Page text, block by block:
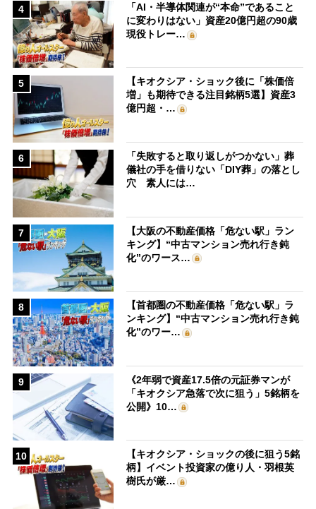
4
「AI・半導体関連が“本命”であること
に変わりはない」資産20億円超の90歳
現役トレー…
5
【キオクシア・ショック後に「株価倍
増」も期待できる注目銘柄5選】資産3
億円超・…
6
「失敗すると取り返しがつかない」葬
儀社の手を借りない「DIY葬」の落とし
穴 素人には…
7
【大阪の不動産価格「危ない駅」ラン
キング】“中古マンション売れ行き鈍
化”のワース…
8
【首都圏の不動産価格「危ない駅」ラ
ンキング】“中古マンション売れ行き鈍
化”のワー…
9
《2年弱で資産17.5倍の元証券マンが
「キオクシア急落で次に狙う」5銘柄を
公開》10…
10
【キオクシア・ショックの後に狙う5銘
柄】イベント投資家の億り人・羽根英
樹氏が厳…